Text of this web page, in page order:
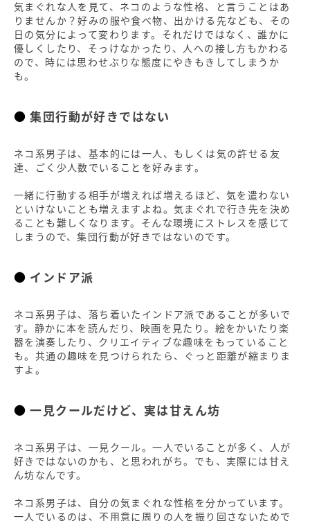
気まぐれな人を見て、ネコのような性格、と言うことはあ
りませんか？好みの服や食べ物、出かける先なども、その
日の気分によって変わります。それだけではなく、誰かに
優しくしたり、そっけなかったり、人への接し方もかわる
ので、時には思わせぶりな態度にやきもきしてしまうか
も。
集団行動が好きではない
ネコ系男子は、基本的には一人、もしくは気の許せる友
達、ごく少人数でいることを好みます。
一緒に行動する相手が増えれば増えるほど、気を遣わない
といけないことも増えますよね。気まぐれで行き先を決め
ることも難しくなります。そんな環境にストレスを感じて
しまうので、集団行動が好きではないのです。
インドア派
ネコ系男子は、落ち着いたインドア派であることが多いで
す。静かに本を読んだり、映画を見たり。絵をかいたり楽
器を演奏したり、クリエイティブな趣味をもっていること
も。共通の趣味を見つけられたら、ぐっと距離が縮まりま
すよ。
一見クールだけど、実は甘えん坊
ネコ系男子は、一見クール。一人でいることが多く、人が
好きではないのかも、と思われがち。でも、実際には甘え
ん坊なんです。
ネコ系男子は、自分の気まぐれな性格を分かっています。
一人でいるのは、不用意に周りの人を振り回さないためで